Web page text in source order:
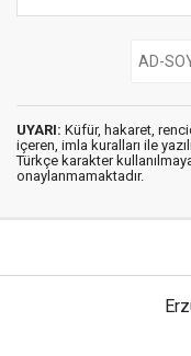
UYARI: Küfür, hakaret,
içeren, imla kuralları ile
Türkçe karakter
onaylanmamaktadır.